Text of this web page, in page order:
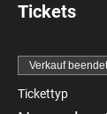
Tickets
Verkauf beendet
Tickettyp